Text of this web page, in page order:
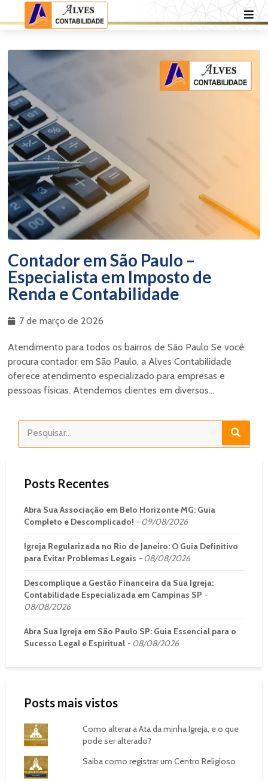
Contador em São Paulo –
Especialista em Imposto de
Renda e Contabilidade
7 de março de 2026
Atendimento para todos os bairros de São Paulo Se você
procura contador em São Paulo, a Alves Contabilidade
oferece atendimento especializado para empresas e
pessoas físicas. Atendemos clientes em diversos...
Posts Recentes
Abra Sua Associação em Belo Horizonte MG: Guia
Completo e Descomplicado!
09/08/2026
Igreja Regularizada no Rio de Janeiro: O Guia Definitivo
para Evitar Problemas Legais
08/08/2026
Descomplique a Gestão Financeira da Sua Igreja:
Contabilidade Especializada em Campinas SP
08/08/2026
Abra Sua Igreja em São Paulo SP: Guia Essencial para o
Sucesso Legal e Espiritual
08/08/2026
Posts mais vistos
Como alterar a Ata da minha Igreja, e o que
pode ser alterado?
Saiba como registrar um Centro Religioso